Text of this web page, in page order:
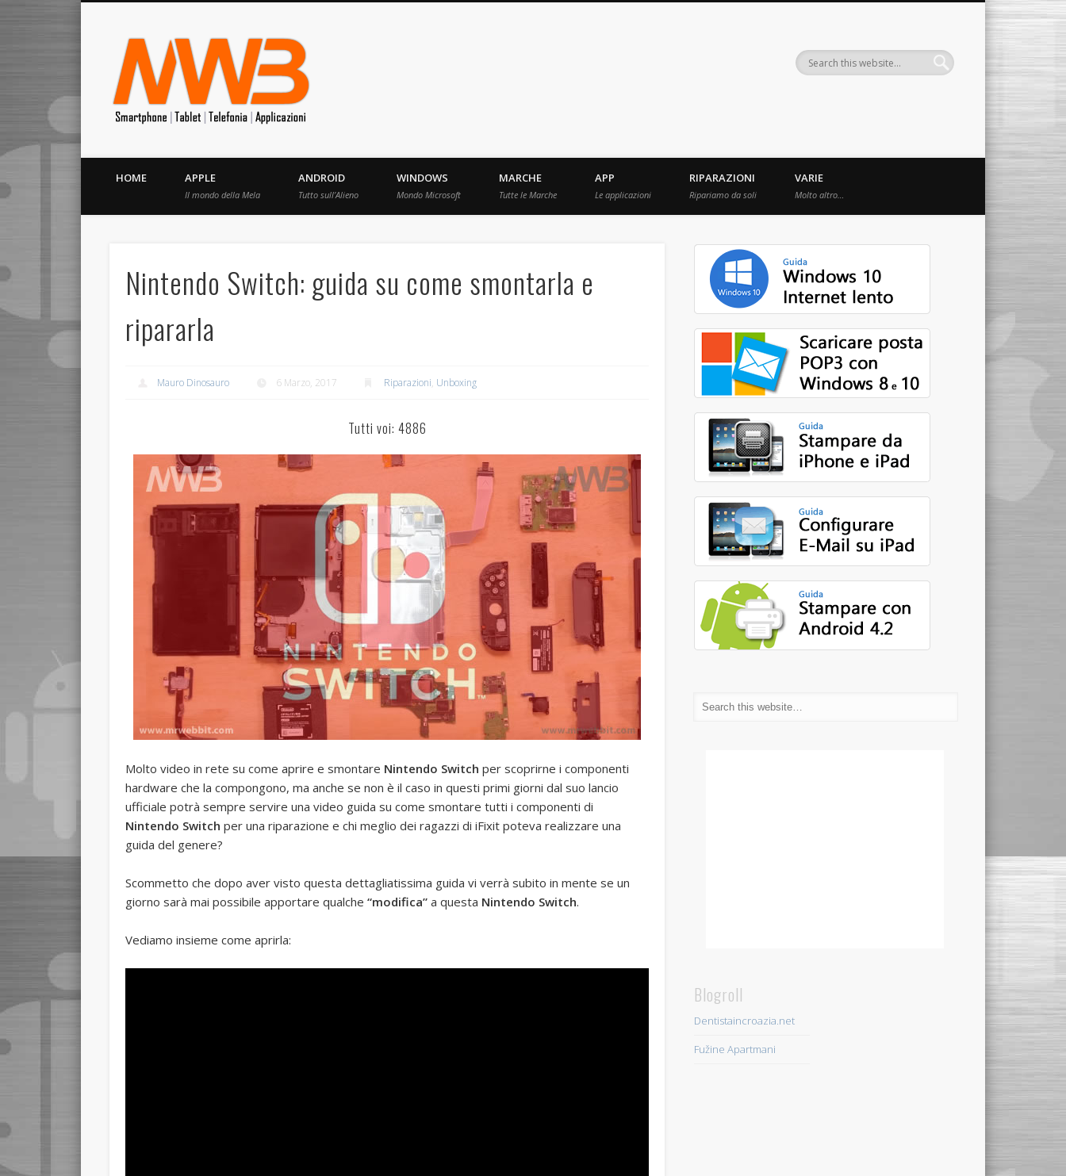
Siete appassionati di telefonia? I migliori Video, Recensioni e Prove raccolti in Rete.
HOME APPLE
Il mondo della Mela
ANDROID
Tutto sull’Alieno
WINDOWS
Mondo Microsoft
MARCHE
Tutte le Marche
APP
Le applicazioni
RIPARAZIONI
Ripariamo da soli
VARIE
Molto altro…
Nintendo Switch: guida su come smontarla e
ripararla
Mauro Dinosauro 6 Marzo, 2017 Riparazioni, Unboxing
Tutti voi: 4886
Molto video in rete su come aprire e smontare Nintendo Switch per scoprirne i componenti
hardware che la compongono, ma anche se non è il caso in questi primi giorni dal suo lancio
ufficiale potrà sempre servire una video guida su come smontare tutti i componenti di
Nintendo Switch per una riparazione e chi meglio dei ragazzi di iFixit poteva realizzare una
guida del genere?
Scommetto che dopo aver visto questa dettagliatissima guida vi verrà subito in mente se un
giorno sarà mai possibile apportare qualche“modifica” a questa Nintendo Switch.
Vediamo insieme come aprirla:
Blogroll
Dentistaincroazia.net
Fužine Apartmani